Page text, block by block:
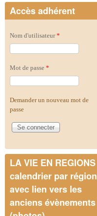
Accès adhérent
Nom d'utilisateur*
Mot de passe *
Demander un nouveau mot de
passe
LA VIE EN REGIONS
calendrier par région
avec lien vers les
anciens évènements